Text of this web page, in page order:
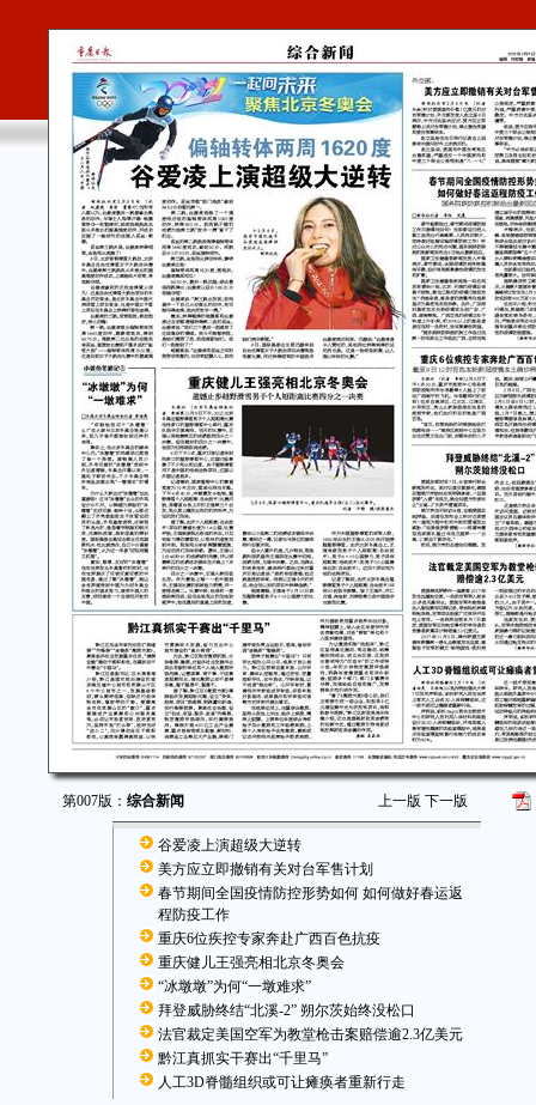
第007版： 综合新闻 上一版 下一版
谷爱凌上演超级大逆转
美方应立即撤销有关对台军售计划
春节期间全国疫情防控形势如何 如何做好春运返
程防疫工作
重庆6位疾控专家奔赴广西百色抗疫
重庆健儿王强亮相北京冬奥会
“冰墩墩”为何“一墩难求”
拜登威胁终结“北溪-2” 朔尔茨始终没松口
法官裁定美国空军为教堂枪击案赔偿逾2.3亿美元
黔江真抓实干赛出“千里马”
人工3D脊髓组织或可让瘫痪者重新行走